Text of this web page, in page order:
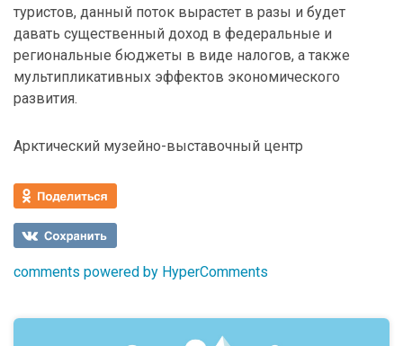
туристов, данный поток вырастет в разы и будет
давать существенный доход в федеральные и
региональные бюджеты в виде налогов, а также
мультипликативных эффектов экономического
развития.
Арктический музейно-выставочный центр
comments powered by HyperComments